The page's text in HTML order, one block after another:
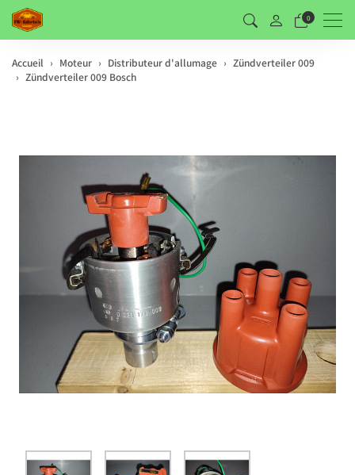
0
Accueil Moteur Distributeur d'allumage
Zündverteiler 009
Zündverteiler 009 Bosch